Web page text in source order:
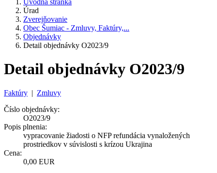
Úrad
Zverejňovanie
Obec Šumiac - Zmluvy, Faktúry,...
Objednávky
Detail objednávky O2023/9
Detail objednávky O2023/9
Faktúry | Zmluvy
Číslo objednávky:
O2023/9
Popis plnenia:
vypracovanie žiadosti o NFP refundácia vynaložených
prostriedkov v súvislosti s krízou Ukrajina
Cena:
0,00 EUR